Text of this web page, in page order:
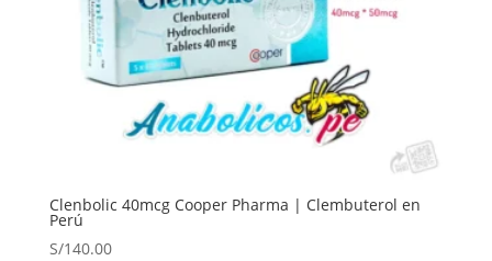
Clenbolic 40mcg Cooper Pharma | Clembuterol en
Perú
S/140.00